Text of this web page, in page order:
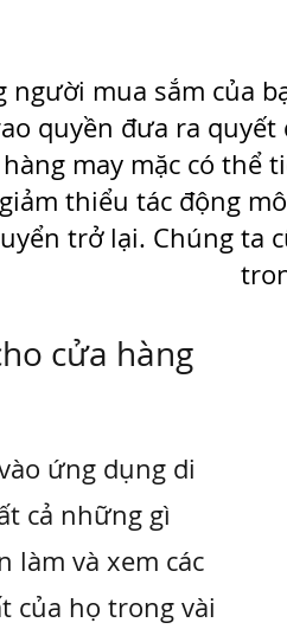
người mua sắm của
quyền đưa ra quyết
may mặc có thể
thiểu tác động
trở lại. Chúng ta
cửa hàng
ứng dụng di
cả những gì
làm và xem các
của họ trong vài